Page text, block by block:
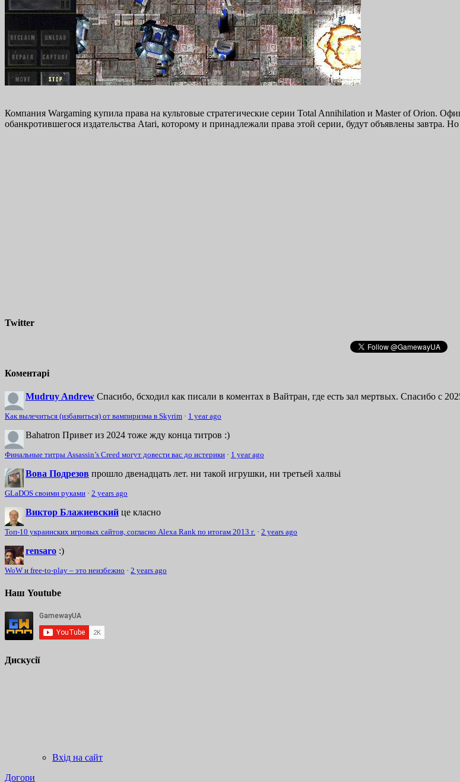
Компания Wargaming купила права на культовые стратегические серии Total Annihilation и Master of Orion.
обанкротившегося издательства Atari, которому и принадлежали права этой серии, будут объявлены завтра.
Twitter
Коментарі
Mudruy Andrew Спасибо, бсходил как писали в коментах в Вайтран, где есть зал мертвых. Спасибо с
Как вылечиться (избавиться) от вампиризма в Skyrim · 1 year ago
Bahatron Привет из 2024 тоже жду конца титров :)
Финальные титры Assassin’s Creed могут довести вас до истерики · 1 year ago
Вова Подрезов прошло двенадцать лет. ни такой игрушки, ни третьей халвьі
GLaDOS своими руками · 2 years ago
Виктор Блажиевский це класно
Топ-10 украинских игровых сайтов, согласно Alexa Rank по итогам 2013 г. · 2 years ago
rensaro :)
WoW и free-to-play – это неизбежно · 2 years ago
Наш Youtube
Дискусії
Вхід на сайт
Догори